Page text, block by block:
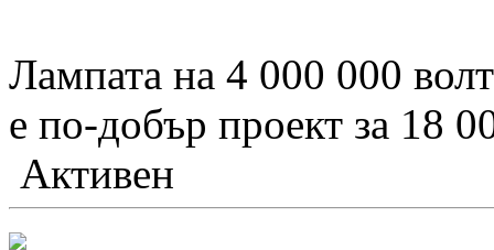
Лампата на 4 000 000
е по-добър проект за 18
Активен